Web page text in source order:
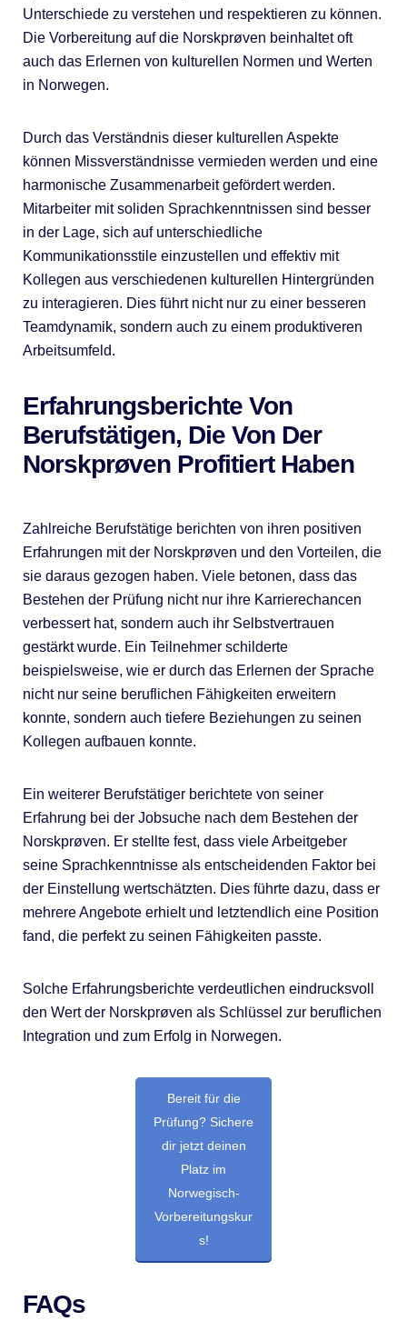
Unterschiede zu verstehen und respektieren zu können.
Die Vorbereitung auf die Norskprøven beinhaltet oft
auch das Erlernen von kulturellen Normen und Werten
in Norwegen.
Durch das Verständnis dieser kulturellen Aspekte
können Missverständnisse vermieden werden und eine
harmonische Zusammenarbeit gefördert werden.
Mitarbeiter mit soliden Sprachkenntnissen sind besser
in der Lage, sich auf unterschiedliche
Kommunikationsstile einzustellen und effektiv mit
Kollegen aus verschiedenen kulturellen Hintergründen
zu interagieren. Dies führt nicht nur zu einer besseren
Teamdynamik, sondern auch zu einem produktiveren
Arbeitsumfeld.
Erfahrungsberichte Von
Berufstätigen, Die Von Der
Norskprøven Profitiert Haben
Zahlreiche Berufstätige berichten von ihren positiven
Erfahrungen mit der Norskprøven und den Vorteilen, die
sie daraus gezogen haben. Viele betonen, dass das
Bestehen der Prüfung nicht nur ihre Karrierechancen
verbessert hat, sondern auch ihr Selbstvertrauen
gestärkt wurde. Ein Teilnehmer schilderte
beispielsweise, wie er durch das Erlernen der Sprache
nicht nur seine beruflichen Fähigkeiten erweitern
konnte, sondern auch tiefere Beziehungen zu seinen
Kollegen aufbauen konnte.
Ein weiterer Berufstätiger berichtete von seiner
Erfahrung bei der Jobsuche nach dem Bestehen der
Norskprøven. Er stellte fest, dass viele Arbeitgeber
seine Sprachkenntnisse als entscheidenden Faktor bei
der Einstellung wertschätzten. Dies führte dazu, dass er
mehrere Angebote erhielt und letztendlich eine Position
fand, die perfekt zu seinen Fähigkeiten passte.
Solche Erfahrungsberichte verdeutlichen eindrucksvoll
den Wert der Norskprøven als Schlüssel zur beruflichen
Integration und zum Erfolg in Norwegen.
Bereit für die
Prüfung? Sichere
dir jetzt deinen
Platz im
Norwegisch-
Vorbereitungskur
s!
FAQs